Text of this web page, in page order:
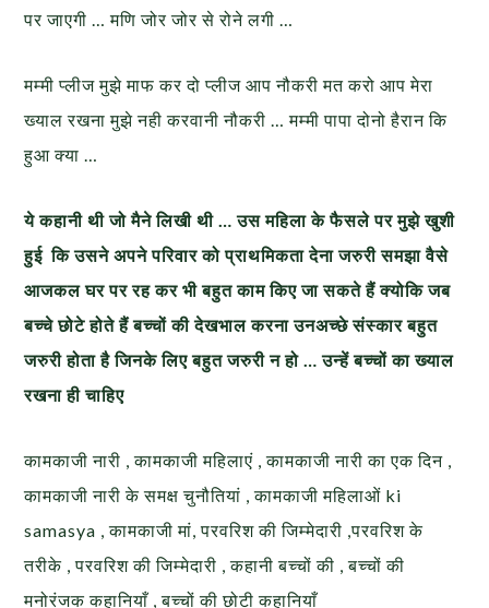
पर जाएगी … मणि जोर जोर से रोने लगी …
मम्मी प्लीज मुझे माफ कर दो प्लीज आप नौकरी मत करो आप मेरा
ख्याल रखना मुझे नही करवानी नौकरी … मम्मी पापा दोनो हैरान कि
हुआ क्या …
ये कहानी थी जो मैने लिखी थी … उस महिला के फैसले पर मुझे खुशी
हुई कि उसने अपने परिवार को प्राथमिकता देना जरुरी समझा वैसे
आजकल घर पर रह कर भी बहुत काम किए जा सकते हैं क्योकि जब
बच्चे छोटे होते हैं बच्चों की देखभाल करना उनअच्छे संस्कार बहुत
जरुरी होता है जिनके लिए बहुत जरुरी न हो … उन्हें बच्चों का ख्याल
रखना ही चाहिए
कामकाजी नारी , कामकाजी महिलाएं , कामकाजी नारी का एक दिन ,
कामकाजी नारी के समक्ष चुनौतियां , कामकाजी महिलाओं ki
samasya , कामकाजी मां, परवरिश की जिम्मेदारी ,परवरिश के
तरीके , परवरिश की जिम्मेदारी , कहानी बच्चों की , बच्चों की
मनोरंजक कहानियाँ , बच्चों की छोटी कहानियाँ